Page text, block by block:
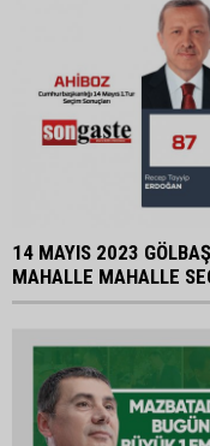
14 MAYIS 2023
MAHALLE MAHALLE